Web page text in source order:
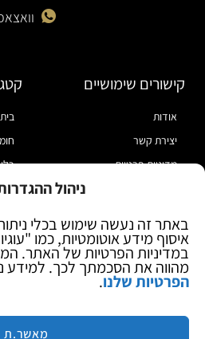
ניהול
באתר זה נעשה שימוש בכלי ניתוח
איסוף מידע אוטומטיות, כמו
במדיניות הפרטיות של האתר.
מהווה את הסכמתך לכך. למידע
הפרטיות שלנו.
מאשר.ת
קישורים שימושיים
אודות
יצירת קשר
מדיניות פרטיות
בלוג
בית